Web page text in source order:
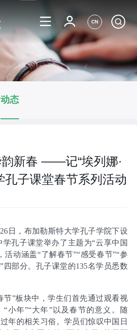
CN
动态
新春 ——记“埃列娜·
孔子课堂春节系列活动
日，布加勒斯特大学孔子学院下设
学孔子课堂举办了主题为“云享中国
活动涵盖“了解春节”“感受春节”“参
四部分。孔子课堂的135名学员悉数
节”板块中，学生们首先通过观看视
小年”“大年”以及春节的意义。随
年的相关习俗。学员们惊叹中国日